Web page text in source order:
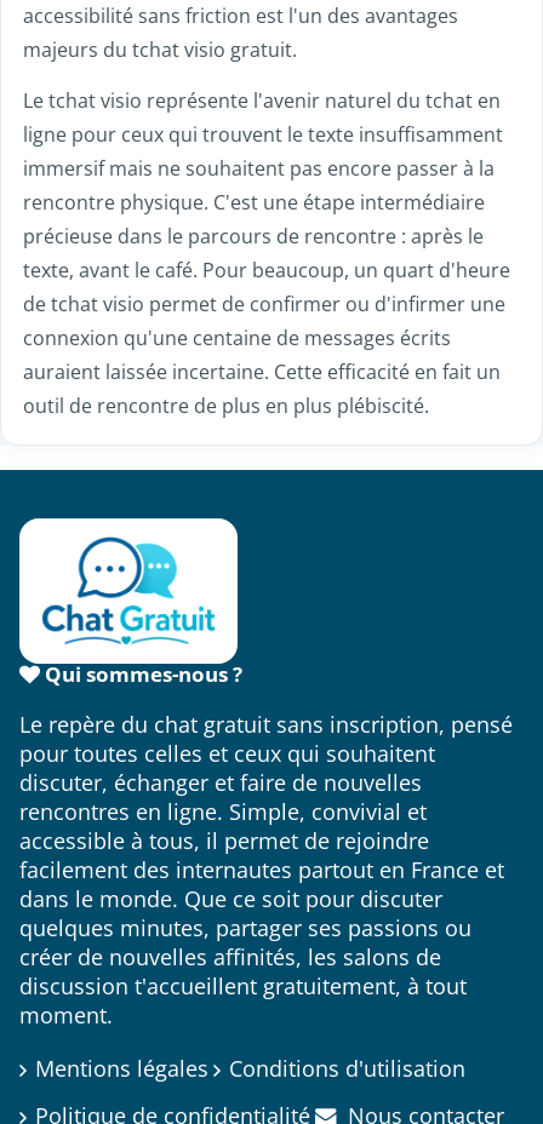
accessibilité sans friction est l'un des avantages
majeurs du tchat visio gratuit.
Le tchat visio représente l'avenir naturel du tchat en
ligne pour ceux qui trouvent le texte insuffisamment
immersif mais ne souhaitent pas encore passer à la
rencontre physique. C'est une étape intermédiaire
précieuse dans le parcours de rencontre : après le
texte, avant le café. Pour beaucoup, un quart d'heure
de tchat visio permet de confirmer ou d'infirmer une
connexion qu'une centaine de messages écrits
auraient laissée incertaine. Cette efficacité en fait un
outil de rencontre de plus en plus plébiscité.
Qui sommes-nous ?
Le repère du chat gratuit sans inscription, pensé
pour toutes celles et ceux qui souhaitent
discuter, échanger et faire de nouvelles
rencontres en ligne. Simple, convivial et
accessible à tous, il permet de rejoindre
facilement des internautes partout en France et
dans le monde. Que ce soit pour discuter
quelques minutes, partager ses passions ou
créer de nouvelles affinités, les salons de
discussion t'accueillent gratuitement, à tout
moment.
Mentions légales
Conditions d'utilisation
Politique de confidentialité
Nous contacter